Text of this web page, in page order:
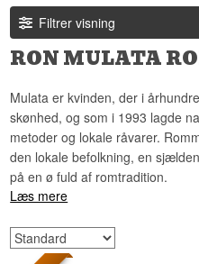
Filtrer visning
RON MULATA
Mulata er kvinden, der i
skønhed, og som i 1993 lagde
metoder og lokale råvarer.
den lokale befolkning, en
på en ø fuld af romtradition.
Læs mere